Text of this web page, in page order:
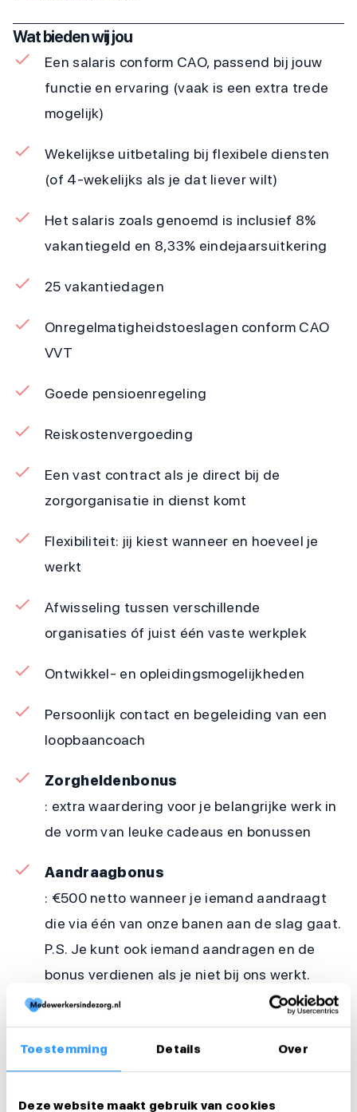
Toestemming Details Over
Deze website maakt gebruik van cookies
Wat bieden wij jou
Een salaris conform CAO, passend bij jouw
functie en ervaring (vaak is een extra trede
mogelijk)
Wekelijkse uitbetaling bij flexibele diensten
(of 4-wekelijks als je dat liever wilt)
Het salaris zoals genoemd is inclusief 8%
vakantiegeld en 8,33% eindejaarsuitkering
25 vakantiedagen
Onregelmatigheidstoeslagen conform CAO
VVT
Goede pensioenregeling
Reiskostenvergoeding
Een vast contract als je direct bij de
zorgorganisatie in dienst komt
Flexibiliteit: jij kiest wanneer en hoeveel je
werkt
Afwisseling tussen verschillende
organisaties óf juist één vaste werkplek
Ontwikkel- en opleidingsmogelijkheden
Persoonlijk contact en begeleiding van een
loopbaancoach
Zorgheldenbonus
: extra waardering voor je belangrijke werk in
de vorm van leuke cadeaus en bonussen
Aandraagbonus
: €500 netto wanneer je iemand aandraagt
die via één van onze banen aan de slag gaat.
P.S. Je kunt ook iemand aandragen en de
bonus verdienen als je niet bij ons werkt.
Bekijk onze website voor meer informatie
Werkzaamheden
Arbeidsduur en werktijden